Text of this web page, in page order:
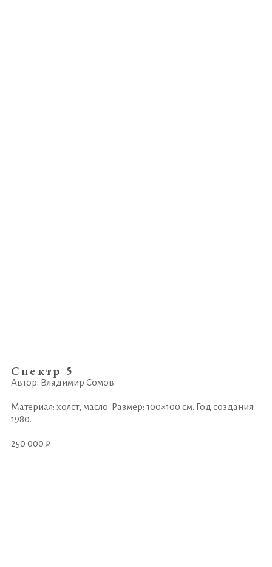
Спектр 5
Автор: Владимир Сомов
Материал: холст, масло. Размер: 100×100 см. Год создания:
1980.
250 000 ₽